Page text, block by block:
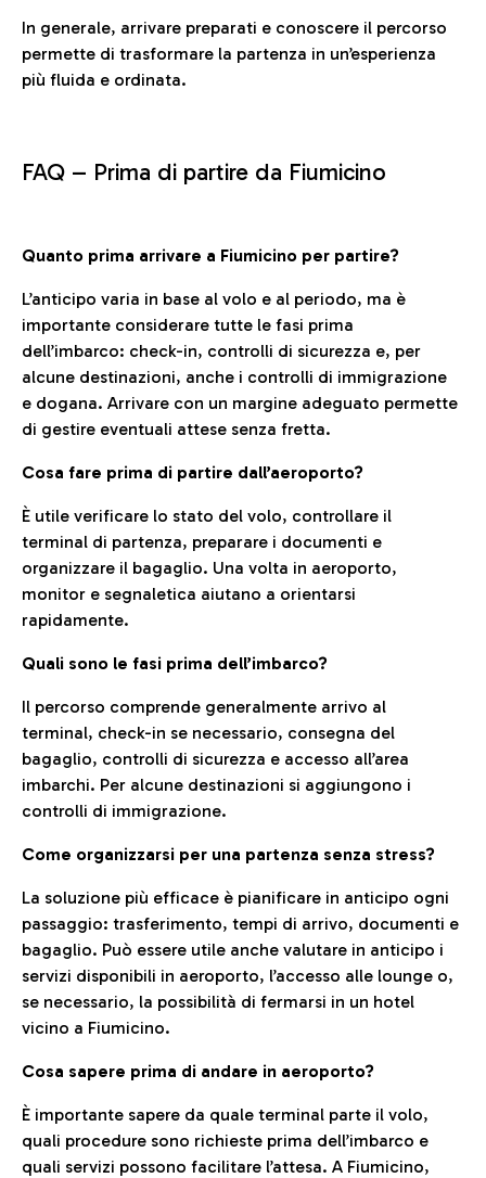
In generale, arrivare preparati e conoscere il percorso
permette di trasformare la partenza in un’esperienza
più fluida e ordinata.
FAQ – Prima di partire da Fiumicino
Quanto prima arrivare a Fiumicino per partire?
L’anticipo varia in base al volo e al periodo, ma è
importante considerare tutte le fasi prima
dell’imbarco: check-in, controlli di sicurezza e, per
alcune destinazioni, anche i controlli di immigrazione
e dogana. Arrivare con un margine adeguato permette
di gestire eventuali attese senza fretta.
Cosa fare prima di partire dall’aeroporto?
È utile verificare lo stato del volo, controllare il
terminal di partenza, preparare i documenti e
organizzare il bagaglio. Una volta in aeroporto,
monitor e segnaletica aiutano a orientarsi
rapidamente.
Quali sono le fasi prima dell’imbarco?
Il percorso comprende generalmente arrivo al
terminal, check-in se necessario, consegna del
bagaglio, controlli di sicurezza e accesso all’area
imbarchi. Per alcune destinazioni si aggiungono i
controlli di immigrazione.
Come organizzarsi per una partenza senza stress?
La soluzione più efficace è pianificare in anticipo ogni
passaggio: trasferimento, tempi di arrivo, documenti e
bagaglio. Può essere utile anche valutare in anticipo i
servizi disponibili in aeroporto, l’accesso alle lounge o,
se necessario, la possibilità di fermarsi in un hotel
vicino a Fiumicino.
Cosa sapere prima di andare in aeroporto?
È importante sapere da quale terminal parte il volo,
quali procedure sono richieste prima dell’imbarco e
quali servizi possono facilitare l’attesa. A Fiumicino,